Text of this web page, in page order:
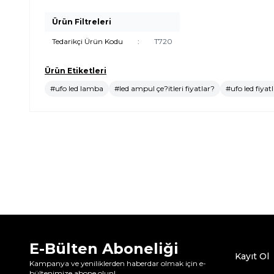
Ürün Filtreleri
Tedarikçi Ürün Kodu : T720
Ürün Etiketleri
#ufo led lamba
#led ampul çe?itleri fiyatlar? #ufo led
E-Bülten Aboneliği
Kampanya ve yeniliklerden haberdar olmak için e-
Kayıt Ol